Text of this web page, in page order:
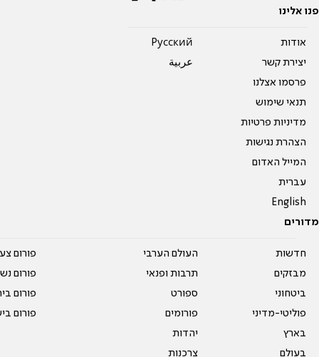
פנו אלינו
אודות
יצירת קשר
פרסמו אצלנו
תנאי שימוש
מדיניות פרטיות
הצהרת נגישות
המייל האדום
עברית
English
Pусский
عربية
מדורים
חדשות
מבזקים
ביטחוני
פוליטי-מדיני
בארץ
בעולם
העולם הערבי
תרבות ופנאי
ספורט
פורומים
יהדות
צרכנות
פורום
פורום
פורום
פורום